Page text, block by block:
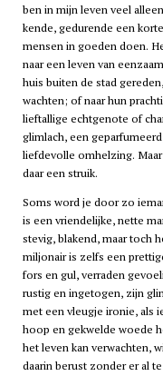
ben in mijn leven veel
kende, gedurende een
mensen in goeden doen.
naar een leven van
huis buiten de stad
wachten; of naar hun
lieftallige echtgenote of
glimlach, een
liefdevolle omhelzing.
daar een struik.
Soms word je door zo
is een vriendelijke, nette
stevig, blakend, maar toch
miljonair is zelfs een
fors en gul, verraden
rustig en ingetogen, zijn
met een vleugje ironie, als
hoop en gekwelde woede
het leven kan verwachten,
daarin berust zonder er al